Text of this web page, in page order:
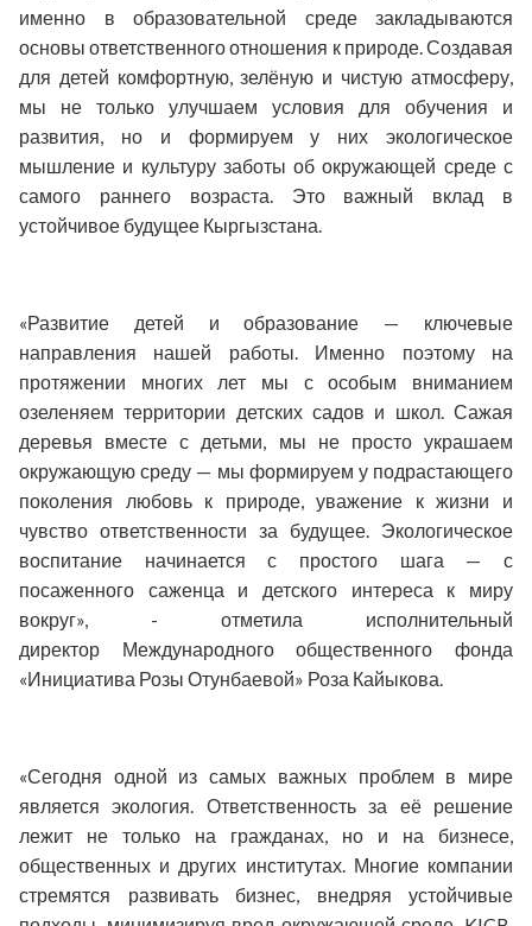
именно в образовательной среде закладываются
основы ответственного отношения к природе. Создавая
для детей комфортную, зелёную и чистую атмосферу,
мы не только улучшаем условия для обучения и
развития, но и формируем у них экологическое
мышление и культуру заботы об окружающей среде с
самого раннего возраста. Это важный вклад в
устойчивое будущее Кыргызстана.
«Развитие детей и образование — ключевые
направления нашей работы. Именно поэтому на
протяжении многих лет мы с особым вниманием
озеленяем территории детских садов и школ. Сажая
деревья вместе с детьми, мы не просто украшаем
окружающую среду — мы формируем у подрастающего
поколения любовь к природе, уважение к жизни и
чувство ответственности за будущее. Экологическое
воспитание начинается с простого шага — с
посаженного саженца и детского интереса к миру
вокруг», - отметила исполнительный
директор Международного общественного фонда
«Инициатива Розы Отунбаевой» Роза Кайыкова.
«Сегодня одной из самых важных проблем в мире
является экология. Ответственность за её решение
лежит не только на гражданах, но и на бизнесе,
общественных и других институтах. Многие компании
стремятся развивать бизнес, внедряя устойчивые